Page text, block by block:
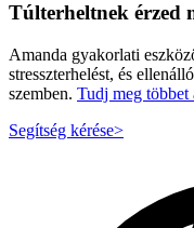
Túlterheltnek érzed
Amanda gyakorlati
stresszterhelést, és
szemben. Tudj meg többet
Segítség kérése>